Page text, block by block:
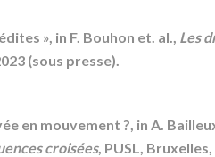
», in F. Bouhon et. al., Les
(sous presse).
en mouvement ?, in A.
croisées, PUSL,